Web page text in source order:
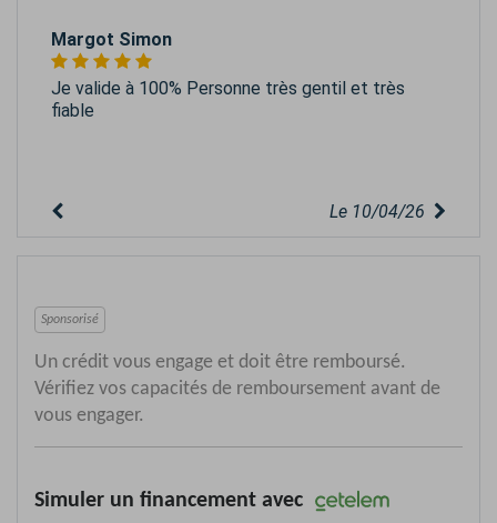
Margot Simon
Je valide à 100% Personne très gentil et très
fiable
Le 10/04/26